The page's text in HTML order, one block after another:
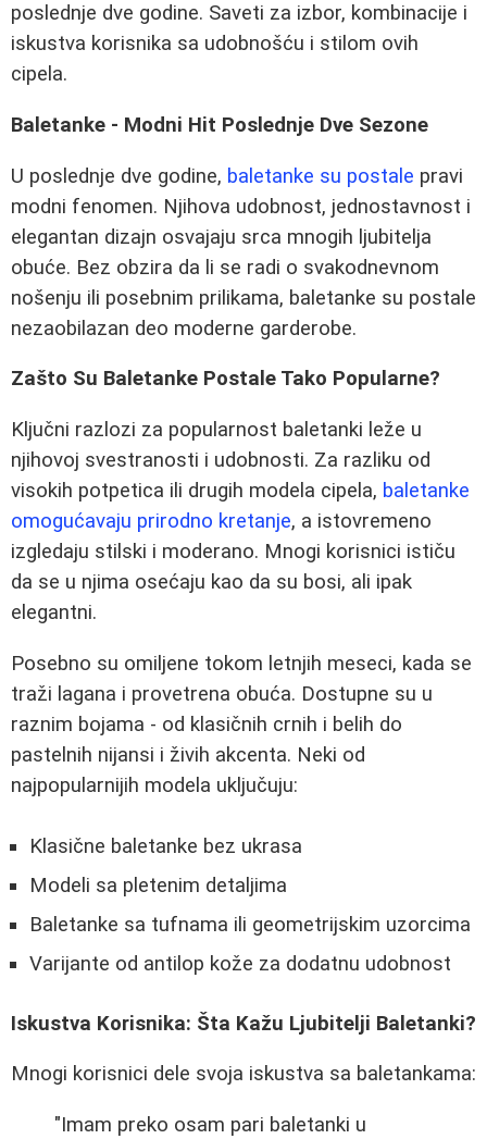
poslednje dve godine. Saveti za izbor, kombinacije i
iskustva korisnika sa udobnošću i stilom ovih
cipela.
Baletanke - Modni Hit Poslednje Dve Sezone
U poslednje dve godine, baletanke su postale pravi
modni fenomen. Njihova udobnost, jednostavnost i
elegantan dizajn osvajaju srca mnogih ljubitelja
obuće. Bez obzira da li se radi o svakodnevnom
nošenju ili posebnim prilikama, baletanke su postale
nezaobilazan deo moderne garderobe.
Zašto Su Baletanke Postale Tako Popularne?
Ključni razlozi za popularnost baletanki leže u
njihovoj svestranosti i udobnosti. Za razliku od
visokih potpetica ili drugih modela cipela, baletanke
omogućavaju prirodno kretanje, a istovremeno
izgledaju stilski i moderano. Mnogi korisnici ističu
da se u njima osećaju kao da su bosi, ali ipak
elegantni.
Posebno su omiljene tokom letnjih meseci, kada se
traži lagana i provetrena obuća. Dostupne su u
raznim bojama - od klasičnih crnih i belih do
pastelnih nijansi i živih akcenta. Neki od
najpopularnijih modela uključuju:
Klasične baletanke bez ukrasa
Modeli sa pletenim detaljima
Baletanke sa tufnama ili geometrijskim uzorcima
Varijante od antilop kože za dodatnu udobnost
Iskustva Korisnika: Šta Kažu Ljubitelji Baletanki?
Mnogi korisnici dele svoja iskustva sa baletankama:
"Imam preko osam pari baletanki u